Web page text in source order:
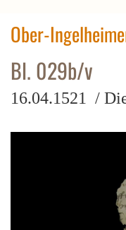
Ober-
Bl. 029b/v
16.04.1521 /